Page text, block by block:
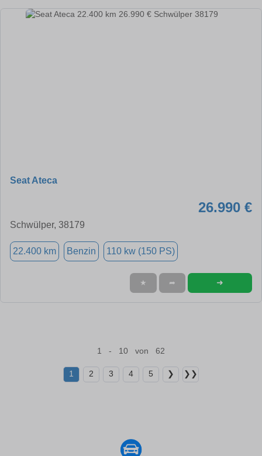
Seat Ateca
26.990 €
Schwülper, 38179
22.400 km Benzin 110 kw (150 PS)
★ ➦ ➜
1 - 10 von 62
1 2 3 4 5 ❯ ❯❯